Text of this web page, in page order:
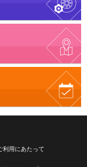
利用にあたって